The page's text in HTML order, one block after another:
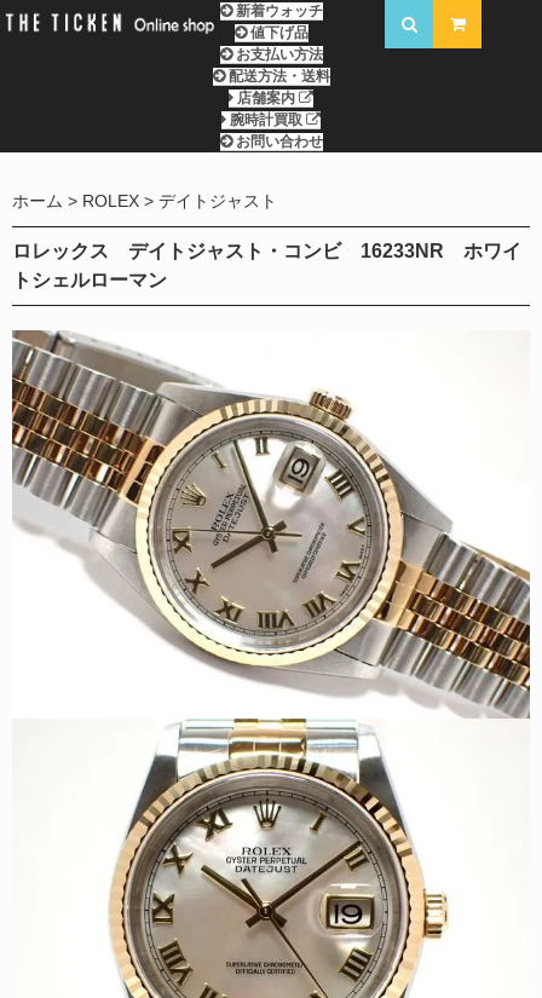
新着ウォッチ
値下げ品
お支払い方法
配送方法・送料
店舗案内
腕時計買取
お問い合わせ
ホーム ROLEX デイトジャスト
ロレックス デイトジャスト・コンビ 16233NR ホワイ
トシェルローマン